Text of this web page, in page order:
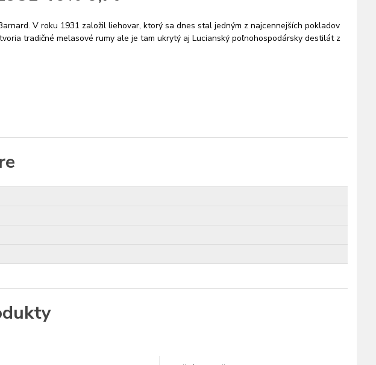
V roku 1931 založil liehovar, ktorý sa dnes stal jedným z najcennejších pokladov
tradičné melasové rumy ale je tam ukrytý aj Lucianský poľnohospodársky destilát z